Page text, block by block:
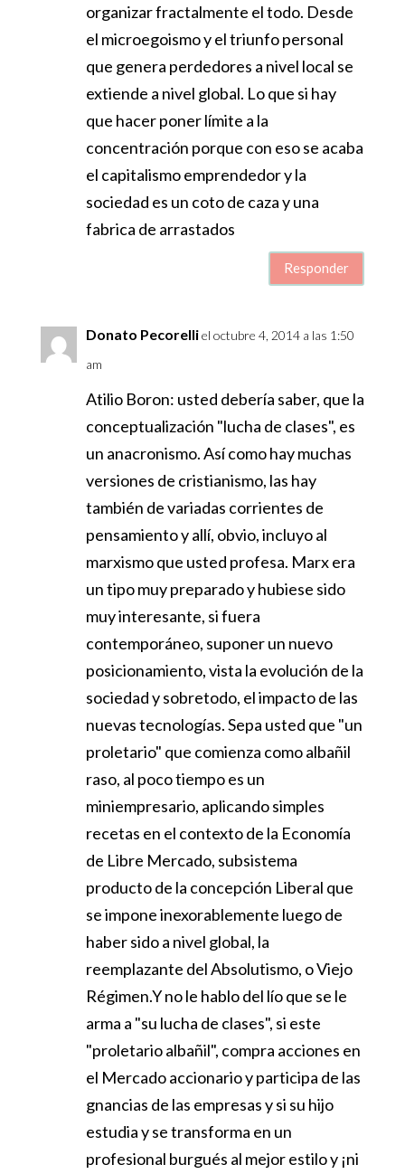
organizar fractalmente el todo. Desde
el microegoismo y el triunfo personal
que genera perdedores a nivel local se
extiende a nivel global. Lo que si hay
que hacer poner límite a la
concentración porque con eso se acaba
el capitalismo emprendedor y la
sociedad es un coto de caza y una
fabrica de arrastados
Responder
Donato Pecorelliel octubre 4, 2014 a las 1:50
am
Atilio Boron: usted debería saber, que la
conceptualización "lucha de clases", es
un anacronismo. Así como hay muchas
versiones de cristianismo, las hay
también de variadas corrientes de
pensamiento y allí, obvio, incluyo al
marxismo que usted profesa. Marx era
un tipo muy preparado y hubiese sido
muy interesante, si fuera
contemporáneo, suponer un nuevo
posicionamiento, vista la evolución de la
sociedad y sobretodo, el impacto de las
nuevas tecnologías. Sepa usted que "un
proletario" que comienza como albañil
raso, al poco tiempo es un
miniempresario, aplicando simples
recetas en el contexto de la Economía
de Libre Mercado, subsistema
producto de la concepción Liberal que
se impone inexorablemente luego de
haber sido a nivel global, la
reemplazante del Absolutismo, o Viejo
Régimen.Y no le hablo del lío que se le
arma a "su lucha de clases", si este
"proletario albañil", compra acciones en
el Mercado accionario y participa de las
gnancias de las empresas y si su hijo
estudia y se transforma en un
profesional burgués al mejor estilo y ¡ni